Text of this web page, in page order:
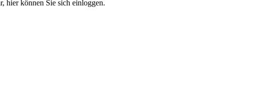
hier können Sie sich einloggen.